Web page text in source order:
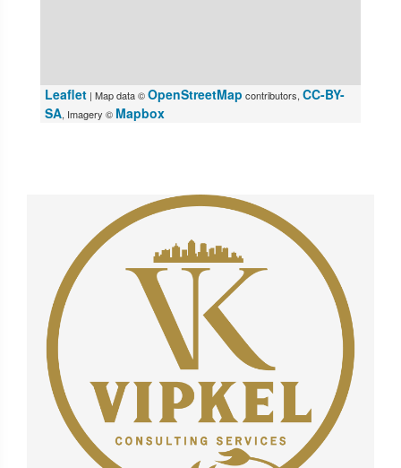
Leaflet | Map data ©OpenStreetMap contributors, CC-BY-
SA, Imagery © Mapbox